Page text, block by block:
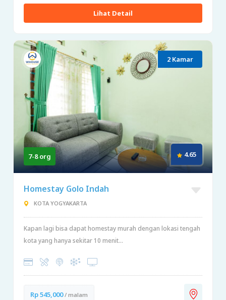
Lihat Detail
2 Kamar
7-8 org 4.65
Homestay Golo Indah
KOTA YOGYAKARTA
Kapan lagi bisa dapat homestay murah dengan lokasi tengah
kota yang hanya sekitar 10 menit...
Rp 545,000/ malam